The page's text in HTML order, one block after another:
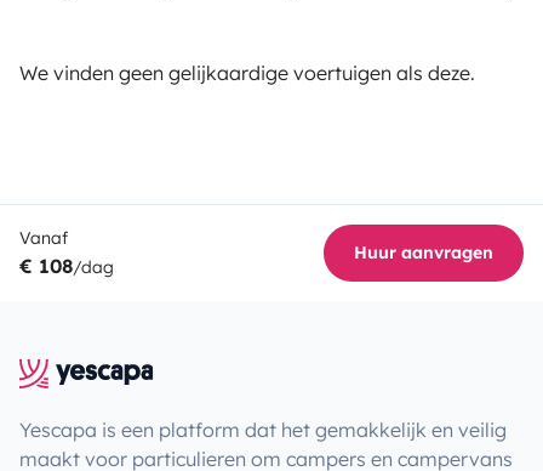
We vinden geen gelijkaardige voertuigen als deze.
Vanaf
€ 108/dag
Huur aanvragen
Yescapa is een platform dat het gemakkelijk en veilig
maakt voor particulieren om campers en campervans